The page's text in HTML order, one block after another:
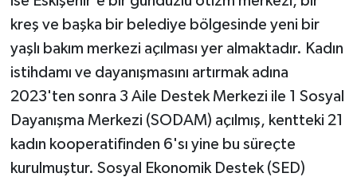
kreş ve başka bir belediye bölgesinde yeni bir
yaşlı bakım merkezi açılması yer almaktadır. Kadın
istihdamı ve dayanışmasını artırmak adına
2023'ten sonra 3 Aile Destek Merkezi ile 1 Sosyal
Dayanışma Merkezi (SODAM) açılmış, kentteki 21
kadın kooperatifinden 6'sı yine bu süreçte
kurulmuştur. Sosyal Ekonomik Destek (SED)